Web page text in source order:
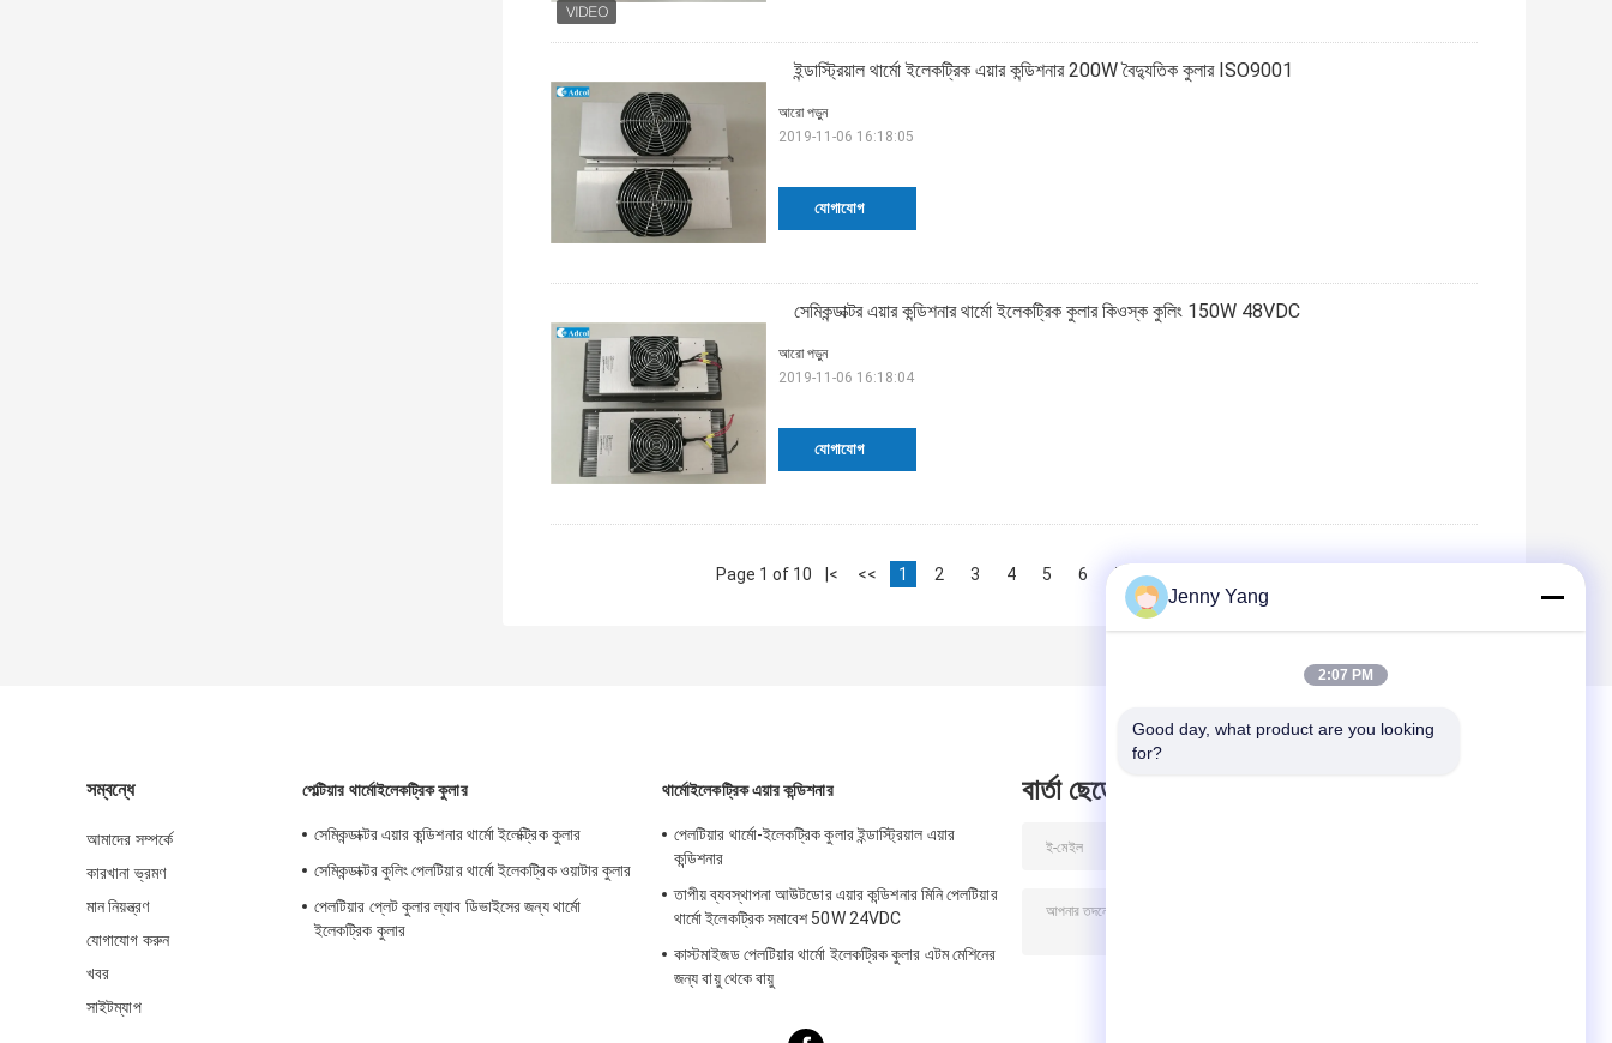
ইন্ডাস্ট্রিয়াল থার্মো ইলেকট্রিক এয়ার কন্ডিশনার 200W বৈদ্যুতিক কুলার ISO9001
যোগাযোগ
আরো পড়ুন
2019-11-06 16:18:05
সেমিকন্ডাক্টর এয়ার কন্ডিশনার থার্মো ইলেকট্রিক কুলার কিওস্ক কুলিং 150W 48VDC
যোগাযোগ
আরো পড়ুন
2019-11-06 16:18:04
Page 1 of 10 |< << 1 2 3 4 5 6 7 8
সম্বন্ধে
আমাদের সম্পর্কে
কারখানা ভ্রমণ
মান নিয়ন্ত্রণ
যোগাযোগ করুন
খবর
সাইটম্যাপ
পেল্টিয়ার থার্মোইলেকট্রিক কুলার
সেমিকন্ডাক্টর এয়ার কন্ডিশনার থার্মো ইলেক্ট্রিক কুলার
সেমিকন্ডাক্টর কুলিং পেলটিয়ার থার্মো ইলেকট্রিক ওয়াটার কুলার
পেলটিয়ার প্লেট কুলার ল্যাব ডিভাইসের জন্য থার্মো
ইলেকট্রিক কুলার
থার্মোইলেকট্রিক এয়ার কন্ডিশনার
পেলটিয়ার থার্মো-ইলেকট্রিক কুলার ইন্ডাস্ট্রিয়াল এয়ার
কন্ডিশনার
তাপীয় ব্যবস্থাপনা আউটডোর এয়ার কন্ডিশনার মিনি পেলটিয়ার
থার্মো ইলেকট্রিক সমাবেশ 50W 24VDC
কাস্টমাইজড পেলটিয়ার থার্মো ইলেকট্রিক কুলার এটম মেশিনের
জন্য বায়ু থেকে বায়ু
বার্তা ছেড়ে
Jenny Yang
2:07 PM
Good day, what product are you looking
for?